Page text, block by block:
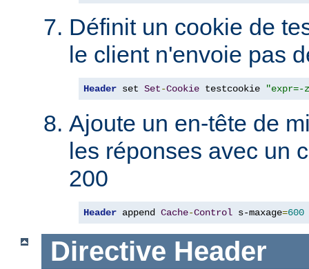
Définit un cookie de
le client n'envoie pas
Header set Set-Cookie testcookie "expr=-
Ajoute un en-tête de
les réponses avec un
200
Header append Cache-Control s-maxage=600
Directive Header